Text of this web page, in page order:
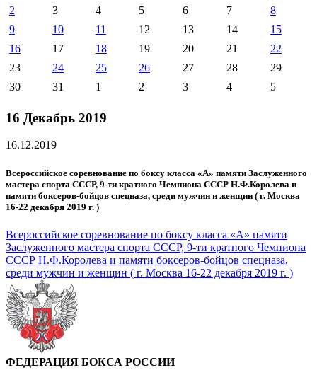
2
3 4 5 6 7
8
9
10 11 12 13 14
15
16
17 18 19 20 21
22
23
24 25 26 27 28
29
30
31 1 2 3 4 5
16 Декабрь 2019
16.12.2019
Всероссийское соревнование по боксу класса «А» памяти Заслуженного
мастера спорта СССР, 9-ти кратного Чемпиона СССР Н.Ф.Королева и
памяти боксеров-бойцов спецназа, среди мужчин и женщин ( г. Москва
16-22 декабря 2019 г. )
Всероссийское соревнование по боксу класса «А» памяти
Заслуженного мастера спорта СССР, 9-ти кратного Чемпиона
СССР Н.Ф.Королева и памяти боксеров-бойцов спецназа,
среди мужчин и женщин ( г. Москва 16-22 декабря 2019 г. )
ФЕДЕРАЦИЯ БОКСА РОССИИ